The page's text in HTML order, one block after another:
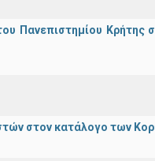
Πανεπιστημίου Κρήτης
στον κατάλογο των